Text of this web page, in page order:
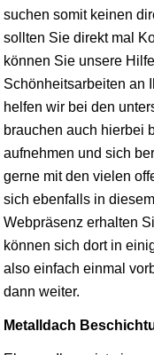
suchen somit keinen
sollten Sie direkt mal
können Sie unsere
Schönheitsarbeiten an
helfen wir bei den
brauchen auch hierbei
aufnehmen und sich
gerne mit den vielen
sich ebenfalls in
Webpräsenz erhalten
können sich dort in
also einfach einmal
dann weiter.
Metalldach